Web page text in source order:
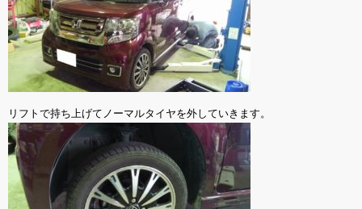
リフトで持ち上げてノーマルタイヤを外していきます。